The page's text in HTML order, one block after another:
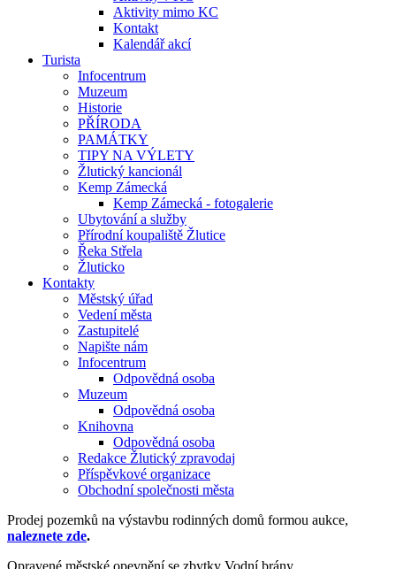
Aktivity mimo KC
Kontakt
Kalendář akcí
Turista
Infocentrum
Muzeum
Historie
PŘÍRODA
PAMÁTKY
TIPY NA VÝLETY
Žlutický kancionál
Kemp Zámecká
Kemp Zámecká - fotogalerie
Ubytování a služby
Přírodní koupaliště Žlutice
Řeka Střela
Žluticko
Kontakty
Městský úřad
Vedení města
Zastupitelé
Napište nám
Infocentrum
Odpovědná osoba
Muzeum
Odpovědná osoba
Knihovna
Odpovědná osoba
Redakce Žlutický zpravodaj
Příspěvkové organizace
Obchodní společnosti města
Prodej pozemků na výstavbu rodinných domů formou aukce,
naleznete zde.
Opravené městské opevnění se zbytky Vodní brány